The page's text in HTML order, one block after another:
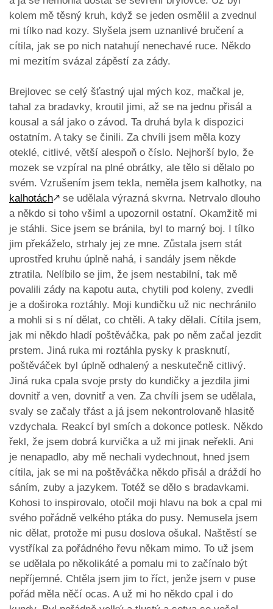
kolem mě těsný kruh, když se jeden osmělil a zvednul
mi tílko nad kozy. Slyšela jsem uznanlivé bručení a
cítila, jak se po nich natahují nenechavé ruce. Někdo
mi mezitím svázal zápěstí za zády.
Brejlovec se celý šťastný ujal mých koz, mačkal je,
tahal za bradavky, kroutil jimi, až se na jednu přisál a
kousal a sál jako o závod. Ta druhá byla k dispozici
ostatním. A taky se činili. Za chvíli jsem měla kozy
oteklé, citlivé, větší alespoň o číslo. Nejhorší bylo, že
mozek se vzpíral na plné obrátky, ale tělo si dělalo po
svém. Vzrušením jsem tekla, neměla jsem kalhotky, na
kalhotách🡕 se udělala výrazná skvrna. Netrvalo dlouho
a někdo si toho všiml a upozornil ostatní. Okamžitě mi
je stáhli. Sice jsem se bránila, byl to marný boj. I tílko
jim překáželo, strhaly jej ze mne. Zůstala jsem stát
uprostřed kruhu úplně nahá, i sandály jsem někde
ztratila. Nelíbilo se jim, že jsem nestabilní, tak mě
povalili zády na kapotu auta, chytili pod koleny, zvedli
je a doširoka roztáhly. Moji kundičku už nic nechránilo
a mohli si s ní dělat, co chtěli. A taky dělali. Cítila jsem,
jak mi někdo hladí poštěváčka, pak po něm začal jezdit
prstem. Jiná ruka mi roztáhla pysky k prasknutí,
poštěváček byl úplně odhalený a neskutečně citlivý.
Jiná ruka cpala svoje prsty do kundičky a jezdila jimi
dovnitř a ven, dovnitř a ven. Za chvíli jsem se udělala,
svaly se začaly třást a já jsem nekontrolovaně hlasitě
vzdychala. Reakcí byl smích a dokonce potlesk. Někdo
řekl, že jsem dobrá kurvička a už mi jinak neřekli. Ani
je nenapadlo, aby mě nechali vydechnout, hned jsem
cítila, jak se mi na poštěváčka někdo přisál a dráždí ho
sáním, zuby a jazykem. Totéž se dělo s bradavkami.
Kohosi to inspirovalo, otočil moji hlavu na bok a cpal mi
svého pořádně velkého ptáka do pusy. Nemusela jsem
nic dělat, protože mi pusu doslova ošukal. Naštěstí se
vystříkal za pořádného řevu někam mimo. To už jsem
se udělala po několikáté a pomalu mi to začínalo být
nepříjemné. Chtěla jsem jim to říct, jenže jsem v puse
pořád měla něčí ocas. A už mi ho někdo cpal i do